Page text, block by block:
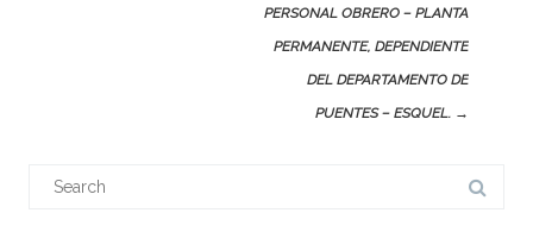
PERSONAL OBRERO – PLANTA
PERMANENTE, DEPENDIENTE
DEL DEPARTAMENTO DE
PUENTES – ESQUEL. →